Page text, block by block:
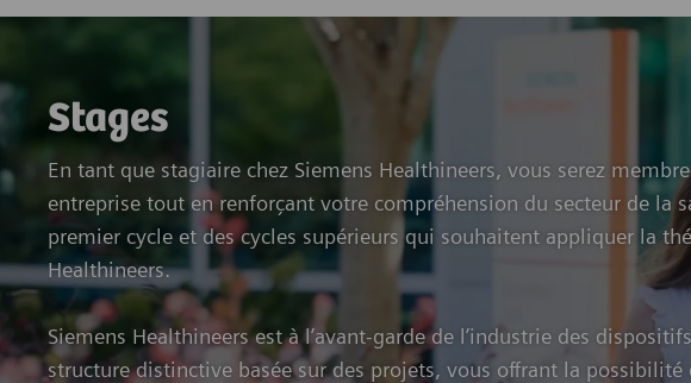
Stages
En tant que stagiaire chez Siemens Healthineers, vous serez
entreprise tout en renforçant votre compréhension du secteur de
premier cycle et des cycles supérieurs qui souhaitent appliquer la
Healthineers.
Siemens Healthineers est à l’avant-garde de l’industrie des
structure distinctive basée sur des projets, vous offrant la